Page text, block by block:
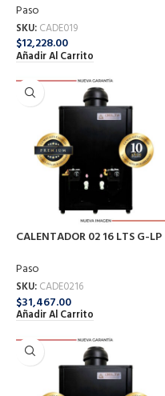
Paso
SKU: CADE019
$12,228.00
Añadir Al Carrito
CALENTADOR 02 16 LTS G-LP
Paso
SKU: CADE0216
$31,467.00
Añadir Al Carrito